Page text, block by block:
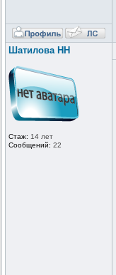
Шатилова НН
Стаж: 14 лет
Сообщений: 22